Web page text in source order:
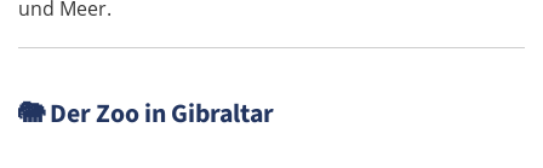
und Meer.
🐘Der Zoo in Gibraltar
Sibiu